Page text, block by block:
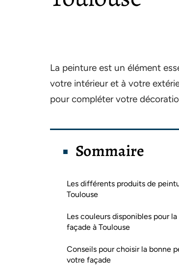
La peinture est un élément
votre intérieur et à votre
pour compléter votre
Sommaire
Les différents produits de
Toulouse
Les couleurs disponibles pour
façade à Toulouse
Conseils pour choisir la bonne
votre façade